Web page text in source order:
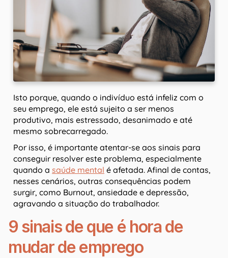
Isto porque, quando o indivíduo está infeliz com o
seu emprego, ele está sujeito a ser menos
produtivo, mais estressado, desanimado e até
mesmo sobrecarregado.
Por isso, é importante atentar-se aos sinais para
conseguir resolver este problema, especialmente
quando a saúde mental é afetada. Afinal de contas,
nesses cenários, outras consequências podem
surgir, como Burnout, ansiedade e depressão,
agravando a situação do trabalhador.
9 sinais de que é hora de
mudar de emprego